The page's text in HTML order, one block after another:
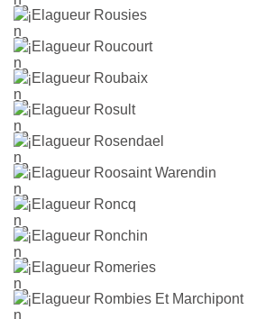
Elagueur Rousies
Elagueur Roucourt
Elagueur Roubaix
Elagueur Rosult
Elagueur Rosendael
Elagueur Roosaint Warendin
Elagueur Roncq
Elagueur Ronchin
Elagueur Romeries
Elagueur Rombies Et Marchipont